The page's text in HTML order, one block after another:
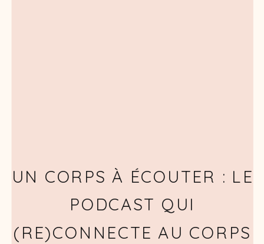
UN CORPS À ÉCOUTER : LE
PODCAST QUI
(RE)CONNECTE AU CORPS